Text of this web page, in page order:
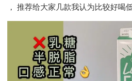
， 推荐给大家几款我认为比较好喝